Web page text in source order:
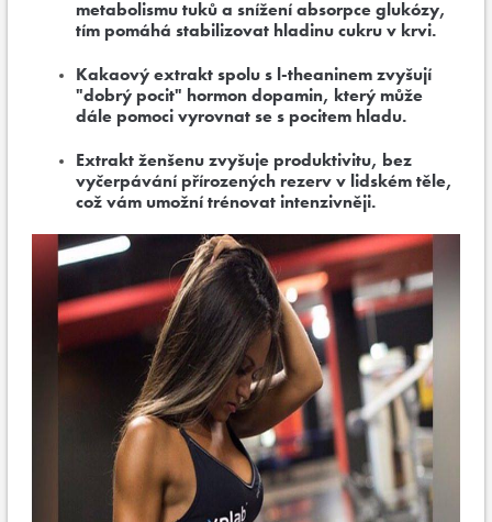
metabolismu tuků a snížení absorpce glukózy,
tím pomáhá stabilizovat hladinu cukru v krvi.
Kakaový extrakt spolu s l-theaninem zvyšují
"dobrý pocit" hormon dopamin, který může
dále pomoci vyrovnat se s pocitem hladu.
Extrakt ženšenu zvyšuje produktivitu, bez
vyčerpávání přírozených rezerv v lidském těle,
což vám umožní trénovat intenzivněji.